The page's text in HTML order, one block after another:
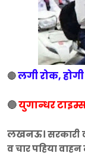
🔴लगी रोक,
🔵युगान्धर
लखनऊ।सरकारी
व चार पहिया